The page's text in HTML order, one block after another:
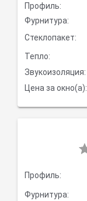
Профиль:
Фурнитура:
Стеклопакет:
Тепло:
Звукоизоляция:
Цена за окно(а):
Профиль:
Фурнитура: